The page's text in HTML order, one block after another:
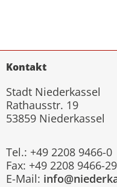
Kontakt
Stadt Niederkassel
Rathausstr. 19
53859 Niederkassel
Tel.: +49 2208 9466-0
Fax: +49 2208 9466-29
E-Mail: